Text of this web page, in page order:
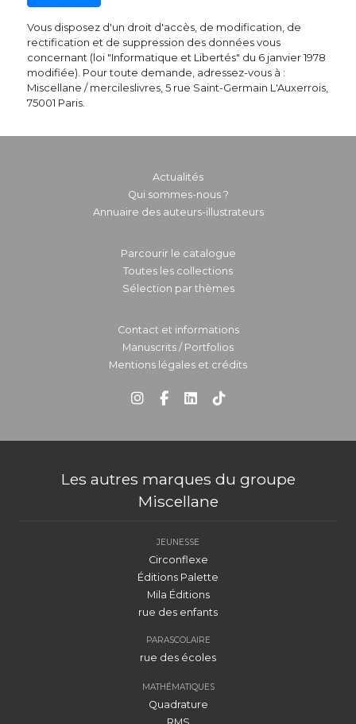
Vous disposez d'un droit d'accès, de modification, de
rectification et de suppression des données vous
concernant (loi "Informatique et Libertés" du 6 janvier 1978
modifiée). Pour toute demande, adressez-vous à :
Miscellane / mercileslivres, 5 rue Saint-Germain L'Auxerrois,
75001 Paris.
Actualités
Qui sommes-nous ?
Annuaire des auteurs-illustrateurs
Parcourir le catalogue
Toutes les collections
Sélection par thèmes
Contact et informations
Manuscrits / Portfolios
Mentions légales et crédits
Les autres marques du groupe
Miscellane
JEUNESSE
Circonflexe
Éditions Palette
Mila Éditions
rue des enfants
PARASCOLAIRE
rue des écoles
MATHÉMATIQUES
Quadrature